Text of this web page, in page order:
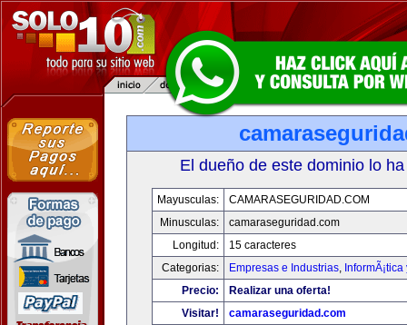
El dueño de este dominio lo
Mayusculas:
CAMARASEGURIDAD.COM
Minusculas:
camaraseguridad.com
Longitud:
15 caracteres
Categorias:
Empresas e Industrias,
Precio:
Realizar una oferta!
Visitar!
camaraseguridad.com